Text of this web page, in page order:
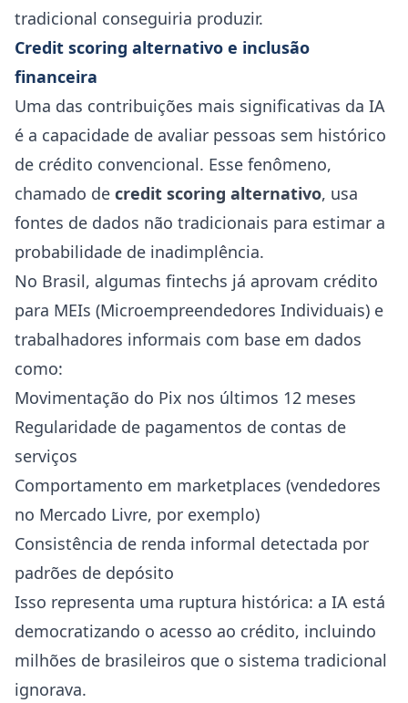
tradicional conseguiria produzir.
Credit scoring alternativo e inclusão
financeira
Uma das contribuições mais significativas da IA
é a capacidade de avaliar pessoas sem histórico
de crédito convencional. Esse fenômeno,
chamado de credit scoring alternativo, usa
fontes de dados não tradicionais para estimar a
probabilidade de inadimplência.
No Brasil, algumas fintechs já aprovam crédito
para MEIs (Microempreendedores Individuais) e
trabalhadores informais com base em dados
como:
Movimentação do Pix nos últimos 12 meses
Regularidade de pagamentos de contas de
serviços
Comportamento em marketplaces (vendedores
no Mercado Livre, por exemplo)
Consistência de renda informal detectada por
padrões de depósito
Isso representa uma ruptura histórica: a IA está
democratizando o acesso ao crédito, incluindo
milhões de brasileiros que o sistema tradicional
ignorava.